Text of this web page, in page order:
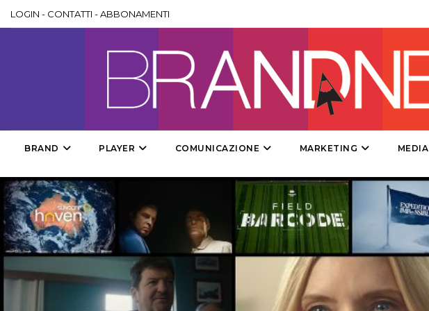
DESIGN
PUNTI VENDITA
CSR
LOGIN - CONTATTI -ABBONAMENTI
BRAND PLAYER COMUNICAZIONE MARKETING MEDIA